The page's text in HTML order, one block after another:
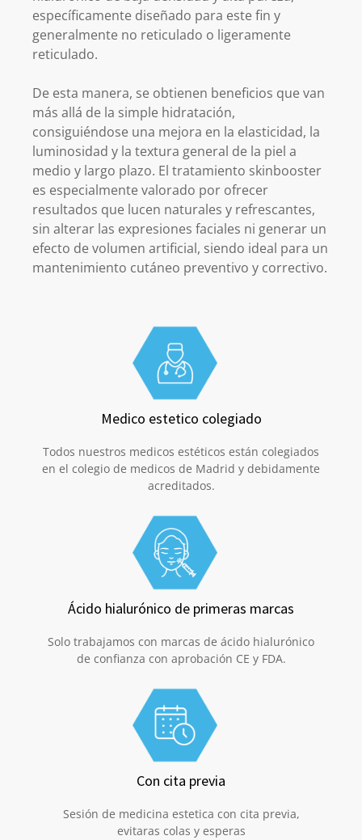
específicamente diseñado para este fin y
generalmente no reticulado o ligeramente
reticulado.
De esta manera, se obtienen beneficios que van
más allá de la simple hidratación,
consiguiéndose una mejora en la elasticidad, la
luminosidad y la textura general de la piel a
medio y largo plazo. El tratamiento skinbooster
es especialmente valorado por ofrecer
resultados que lucen naturales y refrescantes,
sin alterar las expresiones faciales ni generar un
efecto de volumen artificial, siendo ideal para un
mantenimiento cutáneo preventivo y correctivo.
Medico estetico colegiado
Todos nuestros medicos estéticos están colegiados
en el colegio de medicos de Madrid y debidamente
acreditados.
Ácido hialurónico de primeras marcas
Solo trabajamos con marcas de ácido hialurónico
de confianza con aprobación CE y FDA.
Con cita previa
Sesión de medicina estetica con cita previa,
evitaras colas y esperas